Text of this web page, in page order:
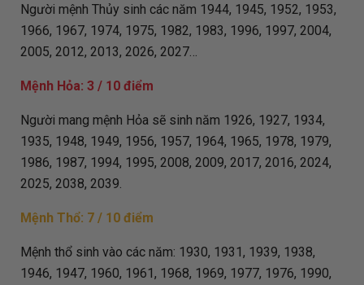
Người mệnh Thủy sinh các năm 1944, 1945, 1952, 1953,
1966, 1967, 1974, 1975, 1982, 1983, 1996, 1997, 2004,
2005, 2012, 2013, 2026, 2027…
Mệnh Hỏa: 3 / 10 điểm
Người mang mệnh Hỏa sẽ sinh năm 1926, 1927, 1934,
1935, 1948, 1949, 1956, 1957, 1964, 1965, 1978, 1979,
1986, 1987, 1994, 1995, 2008, 2009, 2017, 2016, 2024,
2025, 2038, 2039.
Mệnh Thổ: 7 / 10 điểm
Mệnh thổ sinh vào các năm: 1930, 1931, 1939, 1938,
1946, 1947, 1960, 1961, 1968, 1969, 1977, 1976, 1990,